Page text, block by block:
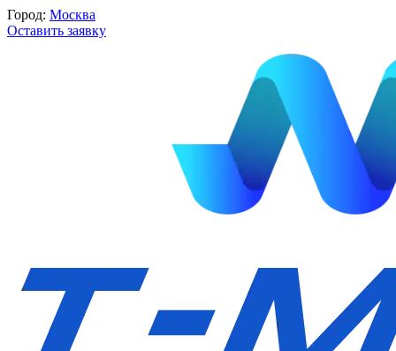
Город: Москва
Оставить заявку